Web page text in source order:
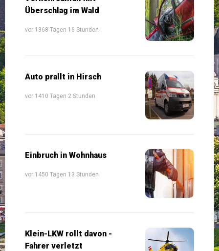
Überschlag im Wald
vor 1368 Tagen 16 Stunden
Auto prallt in Hirsch
vor 1410 Tagen 2 Stunden
Einbruch in Wohnhaus
vor 1450 Tagen 13 Stunden
Klein-LKW rollt davon -
Fahrer verletzt